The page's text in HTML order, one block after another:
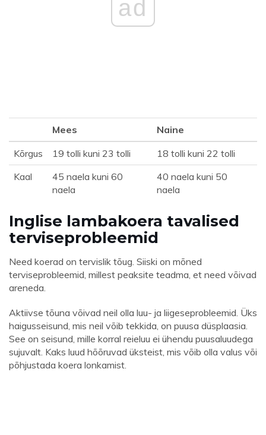
ad
Mees
Naine
Kõrgus
19 tolli kuni 23 tolli
18 tolli kuni 22 tolli
Kaal
45 naela kuni 60
naela
40 naela kuni 50
naela
Inglise lambakoera tavalised
terviseprobleemid
Need koerad on tervislik tõug. Siiski on mõned
terviseprobleemid, millest peaksite teadma, et need võivad
areneda.
Aktiivse tõuna võivad neil olla luu- ja liigeseprobleemid. Üks
haigusseisund, mis neil võib tekkida, on puusa düsplaasia.
See on seisund, mille korral reieluu ei ühendu puusaluudega
sujuvalt. Kaks luud hõõruvad üksteist, mis võib olla valus või
põhjustada koera lonkamist.